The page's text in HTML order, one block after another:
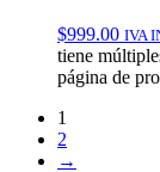
$999.00 IVA
tiene
página de
1
2
→